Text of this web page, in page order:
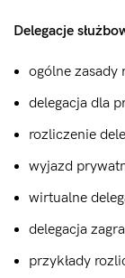
Delegacje
ogólne zasady
delegacja dla
rozliczenie
wyjazd
wirtualne
delegacja
przykłady